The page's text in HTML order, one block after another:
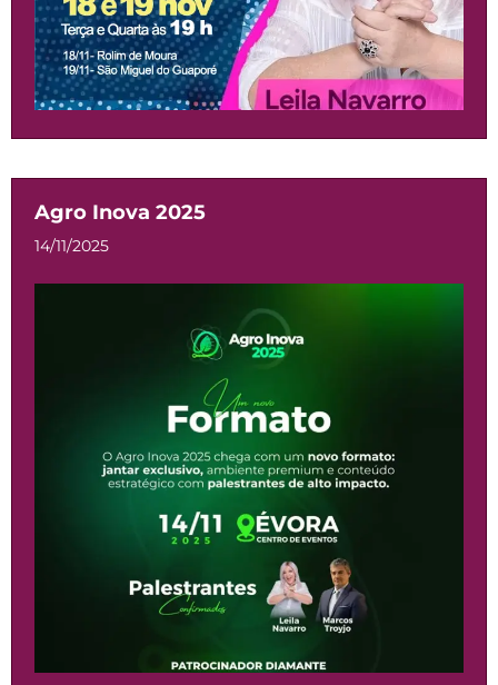
Agro Inova 2025
14/11/2025